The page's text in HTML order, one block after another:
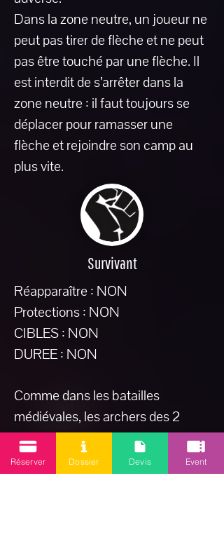
Dans la zone neutre, un joueur ne
peut pas tirer de flèche et ne peut
pas être touché par une flèche. Il
est interdit de s’arrêter dans la
zone neutre : il faut toujours se
déplacer pour ramasser une
flèche et rejoindre son camp au
plus vite.
Survivant
Réapparaître : NON
Protections : NON
CIBLES : NON
DUREE : NON
Comme dans les batailles
médiévales, les archers des 2
équipes se font face en ligne.
Au signal, tout le monde tire en
Réserver Dossier Devis Event